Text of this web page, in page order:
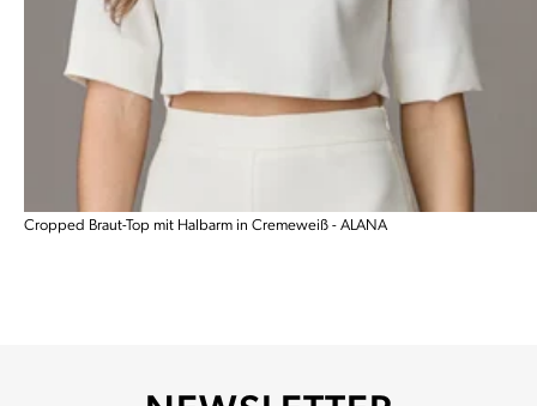
Cropped Braut-Top mit Halbarm in Cremeweiß - ALANA